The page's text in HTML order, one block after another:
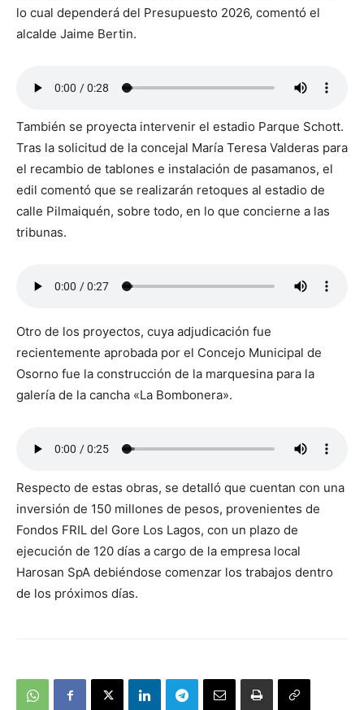
lo cual dependerá del Presupuesto 2026, comentó el
alcalde Jaime Bertin.
También se proyecta intervenir el estadio Parque Schott.
Tras la solicitud de la concejal María Teresa Valderas para
el recambio de tablones e instalación de pasamanos, el
edil comentó que se realizarán retoques al estadio de
calle Pilmaiquén, sobre todo, en lo que concierne a las
tribunas.
Otro de los proyectos, cuya adjudicación fue
recientemente aprobada por el Concejo Municipal de
Osorno fue la construcción de la marquesina para la
galería de la cancha «La Bombonera».
Respecto de estas obras, se detalló que cuentan con una
inversión de 150 millones de pesos, provenientes de
Fondos FRIL del Gore Los Lagos, con un plazo de
ejecución de 120 días a cargo de la empresa local
Harosan SpA debiéndose comenzar los trabajos dentro
de los próximos días.